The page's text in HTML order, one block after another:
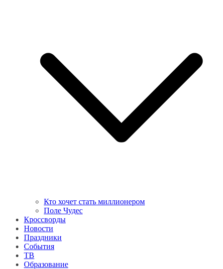
Кто хочет стать миллионером
Поле Чудес
Кроссворды
Новости
Праздники
События
ТВ
Образование